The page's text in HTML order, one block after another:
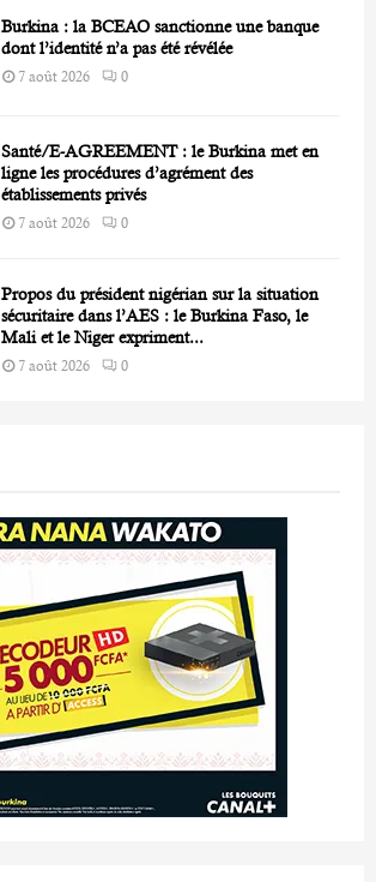
Burkina : la BCEAO sanctionne une banque
dont l’identité n’a pas été révélée
7 août 2026 0
Santé/E-AGREEMENT : le Burkina met en
ligne les procédures d’agrément des
établissements privés
7 août 2026 0
Propos du président nigérian sur la situation
sécuritaire dans l’AES : le Burkina Faso, le
Mali et le Niger expriment...
7 août 2026 0